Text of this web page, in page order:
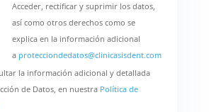
Acceder, rectificar y suprimir los datos,
así como otros derechos como se
explica en la información adicional
a protecciondedatos@clinicasisdent.com
la información adicional y detallada
de Datos, en nuestra Política de